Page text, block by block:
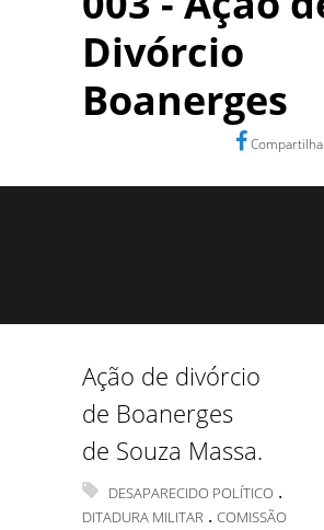
Divórcio
Boanerges
Ação de divórcio
de Boanerges
de Souza Massa.
DESAPARECIDO POLÍTICO .
DITADURA MILITAR . COMISSÃO